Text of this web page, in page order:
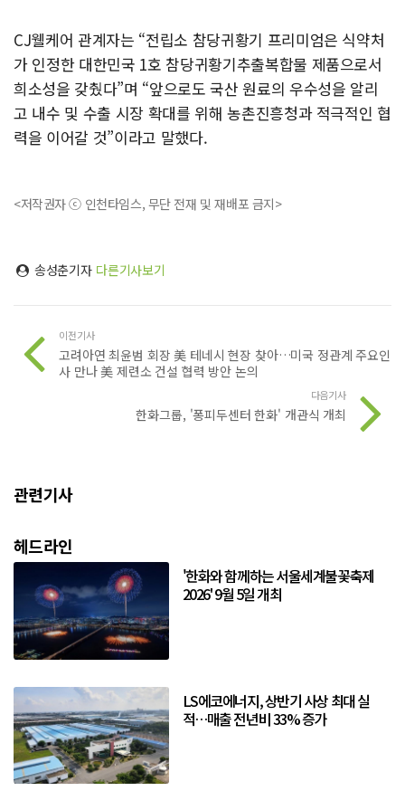
CJ웰케어 관계자는 “전립소 참당귀황기 프리미엄은 식약처
가 인정한 대한민국 1호 참당귀황기추출복합물 제품으로서
희소성을 갖췄다”며 “앞으로도 국산 원료의 우수성을 알리
고 내수 및 수출 시장 확대를 위해 농촌진흥청과 적극적인 협
력을 이어갈 것”이라고 말했다.
<저작권자 ⓒ 인천타임스, 무단 전재 및 재배포 금지>
송성춘기자 다른기사보기
이전기사
고려아연 최윤범 회장 美 테네시 현장 찾아…미국 정관계 주요인
사 만나 美 제련소 건설 협력 방안 논의
다음기사
한화그룹, '퐁피두센터 한화' 개관식 개최
관련기사
헤드라인
'한화와 함께하는 서울세계불꽃축제
2026' 9월 5일 개최
LS에코에너지, 상반기 사상 최대 실
적…매출 전년비 33% 증가